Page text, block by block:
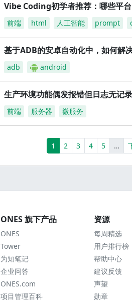
Vibe Coding初学者推荐：哪些平
前端 html 人工智能 prompt
基于ADB的安卓自动化中，如何解
adb android
生产环境功能偶发报错但日志无记
前端 服务器 微服务
1 (current)
2 3 4 5 …
ONES 旗下产品
ONES
Tower
为知笔记
企业问答
ONES.com
项目管理百科
资源
每周精选
用户排行榜
帮助中心
建议反馈
声望
勋章